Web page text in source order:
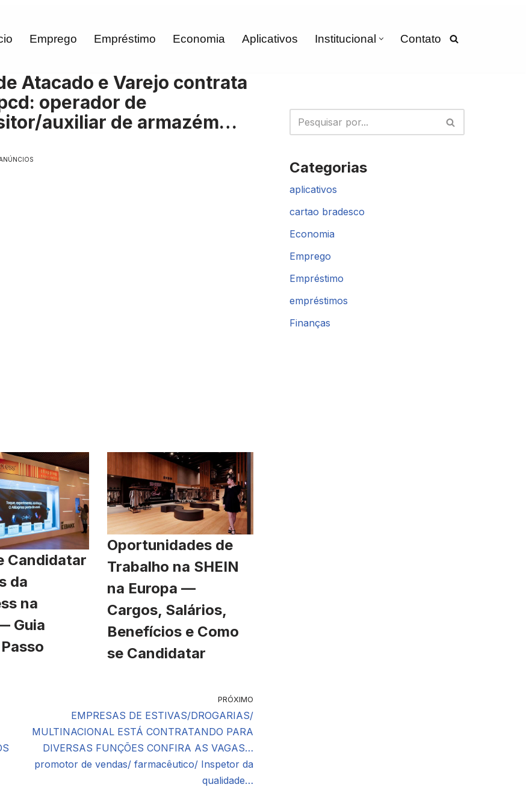
Emprego Empréstimo Economia Aplicativos Institucional Contato
Atacado e Varejo contrata
operador de
auxiliar de armazém…
Candidatar
da
na
Guia
Oportunidades de
Trabalho na SHEIN
na Europa —
Cargos, Salários,
Benefícios e Como
se Candidatar
PRÓXIMO
EMPRESAS DE ESTIVAS/DROGARIAS/
MULTINACIONAL ESTÁ CONTRATANDO PARA
DIVERSAS FUNÇÕES CONFIRA AS VAGAS…
promotor de vendas/ farmacêutico/ Inspetor da
qualidade…
Categorias
aplicativos
cartao bradesco
Economia
Emprego
Empréstimo
empréstimos
Finanças